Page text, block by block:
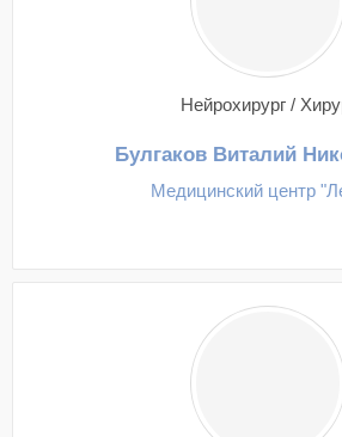
Нейрохирург /
Булгаков Виталий
Медицинский центр